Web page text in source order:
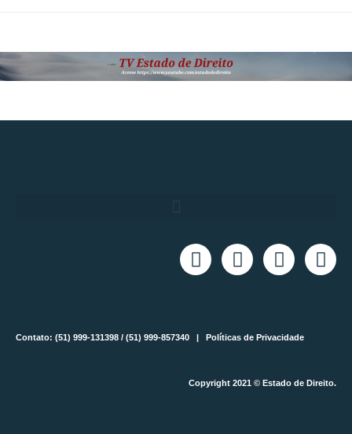
Contato: (51) 999-131398 / (51) 999-857340 | Políticas de Privacidade
Copyright 2021 © Estado de Direito.